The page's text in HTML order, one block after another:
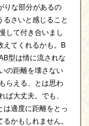
りな部分があるの
るさいと感じること
して付き合いまし
えてくれるかも。B
型は情に流されな
の距離を壊さない
らえる、とは思わ
ば大丈夫。でも、
は適度に距離をとっ
かもしれません。